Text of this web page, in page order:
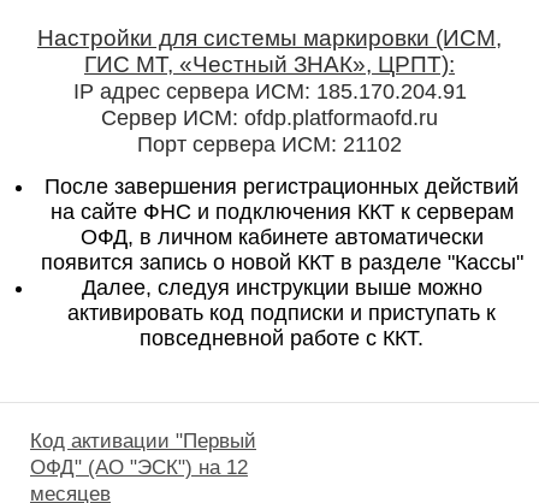
Настройки для системы маркировки (ИСМ,
ГИС МТ, «Честный ЗНАК», ЦРПТ):
IP адрес сервера ИСМ: 185.170.204.91
Сервер ИСМ: ofdp.platformaofd.ru
Порт сервера ИСМ: 21102
После завершения регистрационных действий
на сайте ФНС и подключения ККТ к серверам
ОФД, в личном кабинете автоматически
появится запись о новой ККТ в разделе "Кассы"
Далее, следуя инструкции выше можно
активировать код подписки и приступать к
повседневной работе с ККТ.
Код активации "Первый
ОФД" (АО "ЭСК") на 12
месяцев